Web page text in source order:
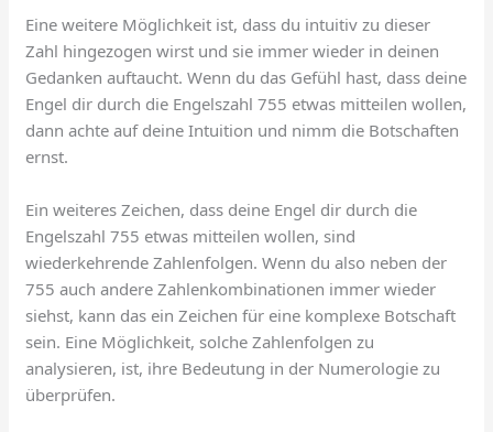
Eine weitere Möglichkeit ist, dass du intuitiv zu dieser
Zahl hingezogen wirst und sie immer wieder in deinen
Gedanken auftaucht. Wenn du das Gefühl hast, dass deine
Engel dir durch die Engelszahl 755 etwas mitteilen wollen,
dann achte auf deine Intuition und nimm die Botschaften
ernst.
Ein weiteres Zeichen, dass deine Engel dir durch die
Engelszahl 755 etwas mitteilen wollen, sind
wiederkehrende Zahlenfolgen. Wenn du also neben der
755 auch andere Zahlenkombinationen immer wieder
siehst, kann das ein Zeichen für eine komplexe Botschaft
sein. Eine Möglichkeit, solche Zahlenfolgen zu
analysieren, ist, ihre Bedeutung in der Numerologie zu
überprüfen.